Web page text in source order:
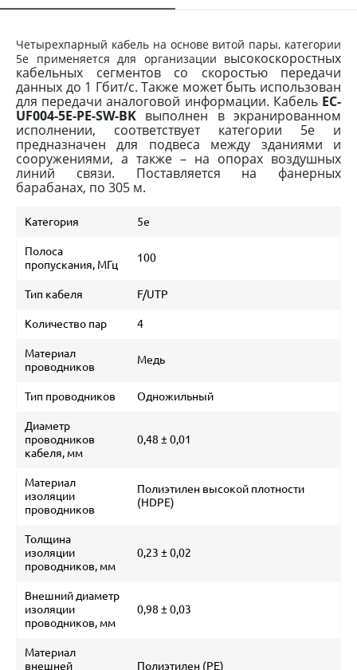
Четырехпарный кабель на основе витой пары, категории
5e применяется для организации высокоскоростных
кабельных сегментов со скоростью передачи
данных до 1 Гбит/c. Также может быть использован
для передачи аналоговой информации. Кабель EC-
UF004-5E-PE-SW-BK выполнен в экранированном
исполнении, соответствует категории 5e и
предназначен для подвеса между зданиями и
сооружениями, а также – на опорах воздушных
линий связи. Поставляется на фанерных
барабанах, по 305 м.
Категория 5е
Полоса
пропускания, МГц
100
Тип кабеля F/UTP
Количество пар 4
Материал
проводников
Медь
Тип проводников Одножильный
Диаметр
проводников
кабеля, мм
0,48 ± 0,01
Материал
изоляции
проводников
Полиэтилен высокой плотности
(HDPE)
Толщина
изоляции
проводников, мм
0,23 ± 0,02
Внешний диаметр
изоляции
проводников, мм
0,98 ± 0,03
Материал
внешней
Полиэтилен (PE)